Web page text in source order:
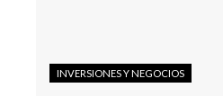
INVERSIONES Y NEGOCIOS